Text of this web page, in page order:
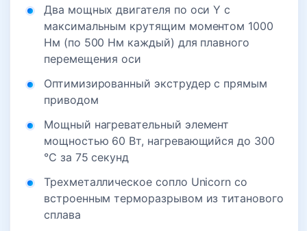
Два мощных двигателя по оси Y с
максимальным крутящим моментом 1000
Нм (по 500 Нм каждый) для плавного
перемещения оси
Оптимизированный экструдер с прямым
приводом
Мощный нагревательный элемент
мощностью 60 Вт, нагревающийся до 300
°C за 75 секунд
Трехметаллическое сопло Unicorn со
встроенным терморазрывом из титанового
сплава